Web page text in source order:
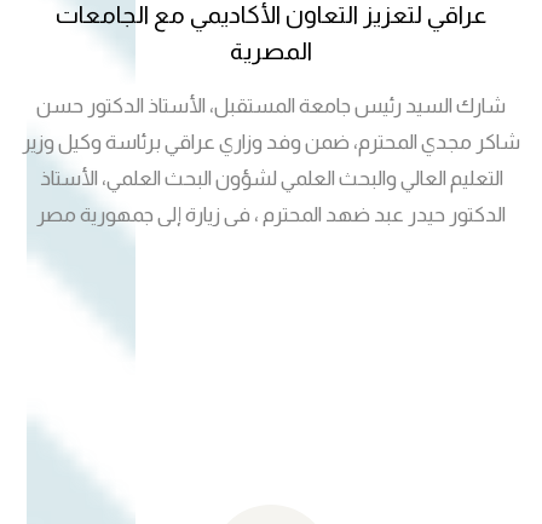
عراقي لتعزيز التعاون الأكاديمي مع الجامعات
المصرية
شارك السيد رئيس جامعة المستقبل، الأستاذ الدكتور حسن
شاكر مجدي المحترم، ضمن وفد وزاري عراقي برئاسة وكيل وزير
التعليم العالي والبحث العلمي لشؤون البحث العلمي، الأستاذ
الدكتور حيدر عبد ضهد المحترم ، في زيارة إلى جمهورية مصر
العلمي لدى مؤسسة ELSEVIER، إلى جانب زيارة شركة